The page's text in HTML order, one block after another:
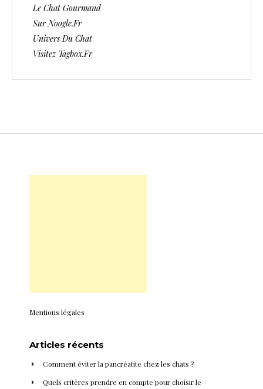
Le Chat Gourmand
Sur Noogle.fr
Univers Du Chat
Visitez Tagbox.fr
Mentions légales
Articles récents
Comment éviter la pancréatite chez les chats ?
Quels critères prendre en compte pour choisir le